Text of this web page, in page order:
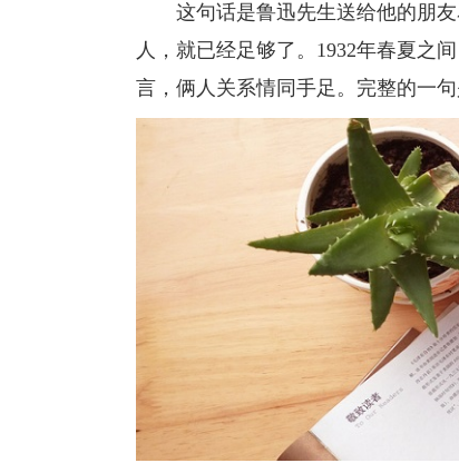
这句话是鲁迅先生送给他的朋友
人，就已经足够了。1932年春夏之
言，俩人关系情同手足。完整的一